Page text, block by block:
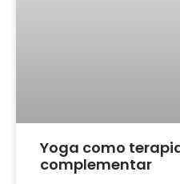
Yoga como
complementar